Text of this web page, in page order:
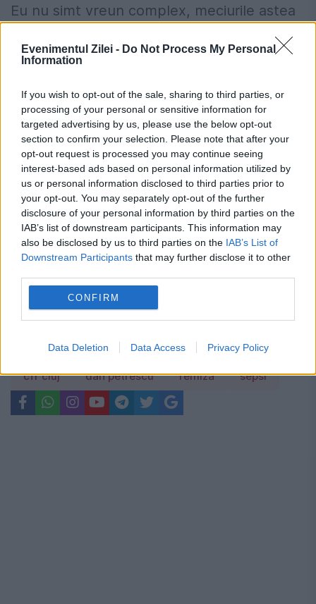
Evenimentul Zilei - Do Not Process My Personal
Information
If you wish to opt-out of the sale, sharing to third parties, or
processing of your personal or sensitive information for
targeted advertising by us, please use the below opt-out
section to confirm your selection. Please note that after your
opt-out request is processed you may continue seeing
interest-based ads based on personal information utilized by
us or personal information disclosed to third parties prior to
your opt-out. You may separately opt-out of the further
disclosure of your personal information by third parties on the
IAB’s list of downstream participants. This information may
also be disclosed by us to third parties on the IAB’s List of
Downstream Participants that may further disclose it to other
CONFIRM
Data Deletion Data Access Privacy Policy
Eu nu simt vreun complex, meciurile astea
sunt meciuri normale. Când dai 3 goluri cu
CFR ar trebui să ai curaj. Știm că CFR se
am dat 3 goluri”, a declarat Denis
Ciobotariu, la Prima Sport 1.
Locuiești la bloc? 10 reguli pe care mulți
proprietari le înțeleg greșit și ajung să
plătească mai mult.Ce spune legea
Concediu 2026. Dreptul pe care mulți
zilele de concediu și când nu
cfr cluj dan petrescu remiza sepsi